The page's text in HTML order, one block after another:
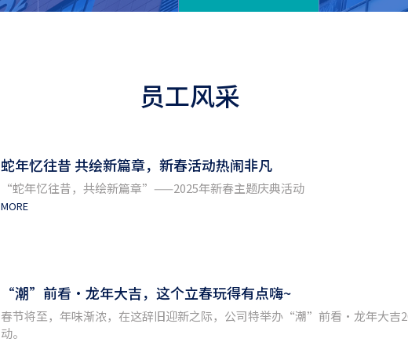
员工风采
蛇年忆往昔 共绘新篇章，新春活动热闹非凡
“蛇年忆往昔，共绘新篇章”——2025年新春主题庆典活动
MORE
“潮”前看·龙年大吉，这个立春玩得有点嗨~
春节将至，年味渐浓，在这辞旧迎新之际，公司特举办“潮”前看·龙年大吉
动。